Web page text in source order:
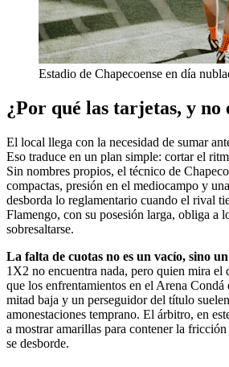
Estadio de Chapecoense en día
¿Por qué las tarjetas, y no
El local llega con la necesidad de sumar
Eso traduce en un plan simple: cortar el
Sin nombres propios, el técnico de
compactas, presión en el mediocampo y
desborda lo reglamentario cuando el rival
Flamengo, con su posesión larga, obliga a
sobresaltarse.
La falta de cuotas no es un vacío, sino
1X2 no encuentra nada, pero quien mira el
que los enfrentamientos en el Arena Condá
mitad baja y un perseguidor del título
amonestaciones temprano. El árbitro, en
a mostrar amarillas para contener la
se desborde.